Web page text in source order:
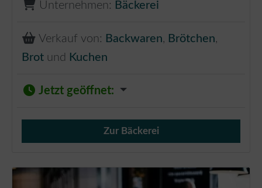
Unternehmen: Bäckerei
Verkauf von: Backwaren, Brötchen,
Brot und Kuchen
Jetzt geöffnet:
Verkauf von Brötchen,
Zur Bäckerei